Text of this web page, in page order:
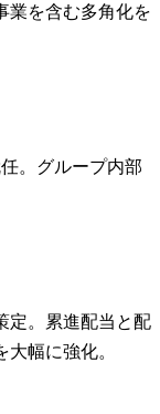
業を含む多角化を
。グループ内部
定。累進配当と配
幅に強化。